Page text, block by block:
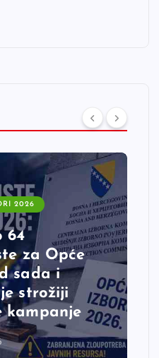
2026
64
za Opće
sada i
strožiji
kampanje